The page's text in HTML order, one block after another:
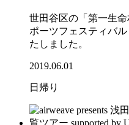
世田谷区の「第一生
ポーツフェスティバル
たしました。
2019.06.01
日帰り